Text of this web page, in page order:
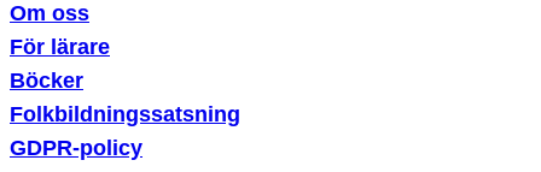
Om oss
För lärare
Böcker
Folkbildningssatsning
GDPR-policy